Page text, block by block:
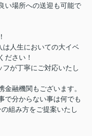
い場所への送迎も可能で
は人生においての大イベ
ださい！
フが丁寧にご対応いたし
金融機関もございます。
で分からない事は何でも
組み方をご提案いたし